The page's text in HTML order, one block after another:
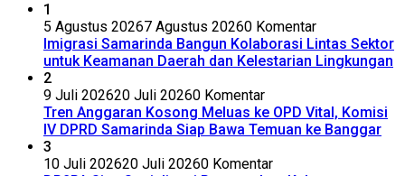
1
5 Agustus 20267 Agustus 20260 Komentar
Imigrasi Samarinda Bangun Kolaborasi Lintas Sektor
untuk Keamanan Daerah dan Kelestarian Lingkungan
2
9 Juli 202620 Juli 20260 Komentar
Tren Anggaran Kosong Meluas ke OPD Vital, Komisi
IV DPRD Samarinda Siap Bawa Temuan ke Banggar
3
10 Juli 202620 Juli 20260 Komentar